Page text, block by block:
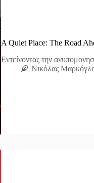
A Quiet Place: The Road
Εντείνοντας την
Νικόλας